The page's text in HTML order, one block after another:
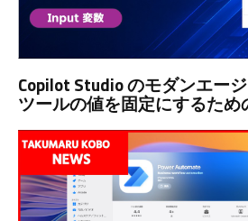
Copilot Studio のモダンエー
ツールの値を固定にするため